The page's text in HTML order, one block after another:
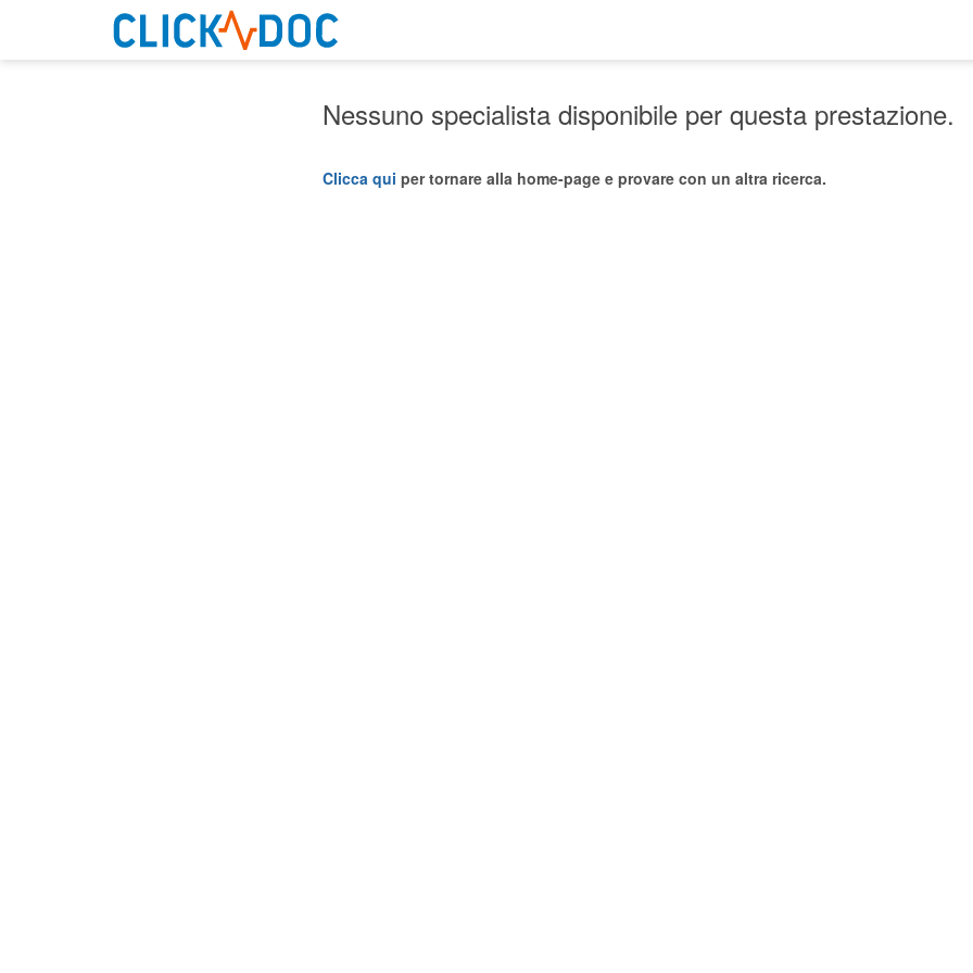
Nessuno specialista disponibile per questa prestazione.
Clicca qui per tornare alla home-page e provare con un altra ricerca.